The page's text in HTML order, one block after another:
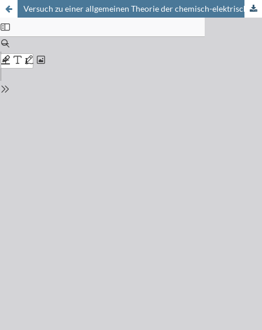
Versuch zu einer allgemeinen Theorie der chemisch-elektrischen Informationsübertragung im tierischen Organismus